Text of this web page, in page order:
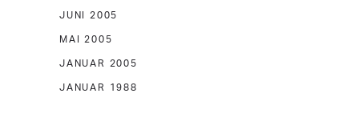
JUNI 2005
MAI 2005
JANUAR 2005
JANUAR 1988